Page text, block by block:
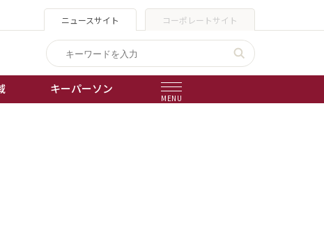
ニュースサイト コーポレートサイト
キーパーソン
MENU